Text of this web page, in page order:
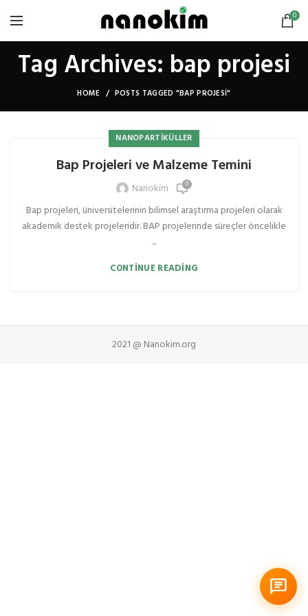
0
Tag Archives: bap projesi
HOME POSTS TAGGED "BAP PROJESI"
NANOPARTIKÜLLER
Bap Projeleri ve Malzeme Temini
Nanokim 0
Bap projeleri, üniversitelerinin bilimsel araştırma projeleri olarak
akademik destek projeleridir. BAP projelerinde süreçler öncelikle
...
CONTINUE READING
2021 @ Nanokim.org